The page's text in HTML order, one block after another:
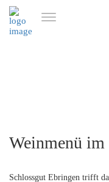
Weinmenü im
Schlossgut Ebringen trifft